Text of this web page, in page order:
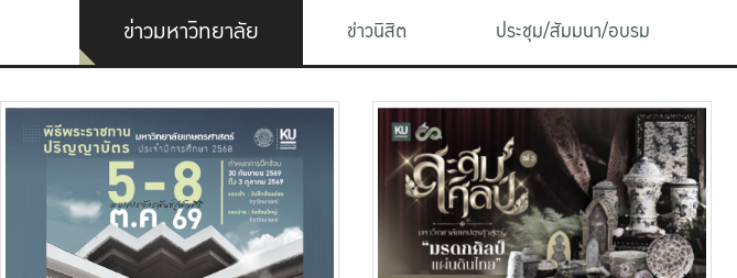
ข่าวมหาวิทยาลัย ข่าวนิสิต ประชุม/สัมมนา/อบรม